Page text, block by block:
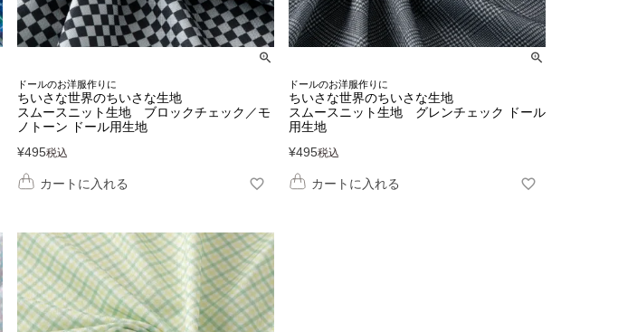
ドールのお洋服作りに
ちいさな世界のちいさな生地
スムースニット生地 ブロックチェック／モ
ノトーン ドール用生地
¥495税込
カートに入れる
ドールのお洋服作りに
ちいさな世界のちいさな生地
スムースニット生地 グレンチェック ドール
用生地
¥495税込
カートに入れる